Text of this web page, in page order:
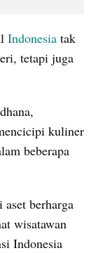
Indonesia tak
kuliner
beberapa
berharga
wisatawan
Indonesia